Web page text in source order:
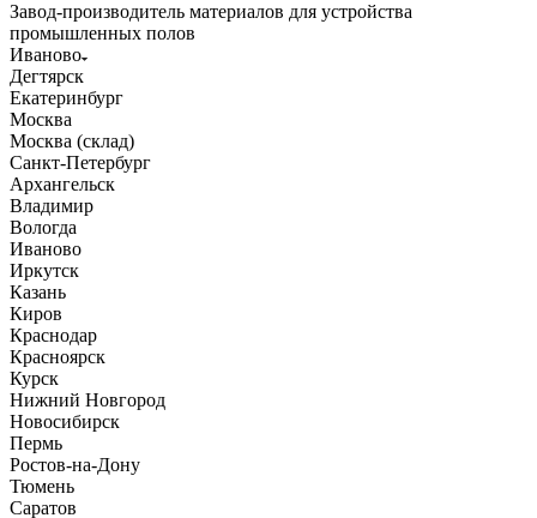
Завод-производитель материалов для устройства
промышленных полов
Иваново
Дегтярск
Екатеринбург
Москва
Москва (склад)
Санкт-Петербург
Архангельск
Владимир
Вологда
Иваново
Иркутск
Казань
Киров
Краснодар
Красноярск
Курск
Нижний Новгород
Новосибирск
Пермь
Ростов-на-Дону
Тюмень
Саратов